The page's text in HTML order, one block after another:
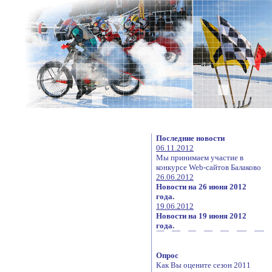
Последние новости
06.11.2012
Мы принимаем участие в
конкурсе Web-сайтов Балаково
26.06.2012
Новости на 26 июня 2012
года.
19.06.2012
Новости на 19 июня 2012
года.
Опрос
Как Вы оцените сезон 2011